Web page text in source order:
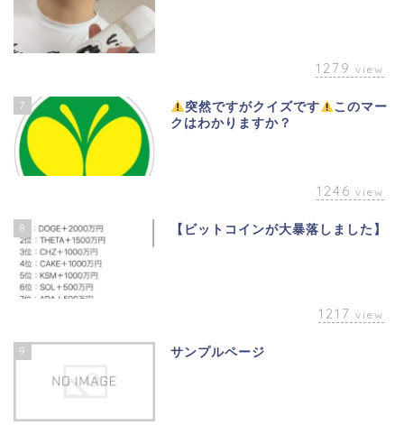
1279 view
7 突然ですがクイズです
このマー
クはわかりますか？
1246 view
8 【ビットコインが大暴落しました】
1217 view
9 サンプルページ